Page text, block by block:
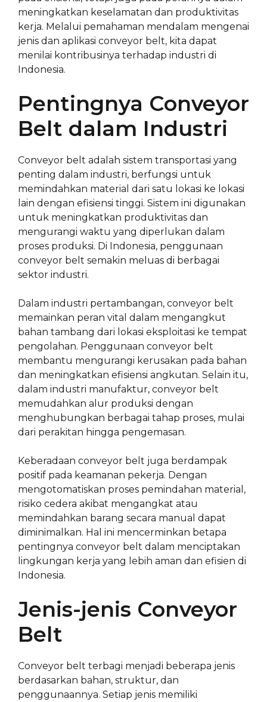
meningkatkan keselamatan dan produktivitas
kerja. Melalui pemahaman mendalam mengenai
jenis dan aplikasi conveyor belt, kita dapat
menilai kontribusinya terhadap industri di
Indonesia.
Pentingnya Conveyor
Belt dalam Industri
Conveyor belt adalah sistem transportasi yang
penting dalam industri, berfungsi untuk
memindahkan material dari satu lokasi ke lokasi
lain dengan efisiensi tinggi. Sistem ini digunakan
untuk meningkatkan produktivitas dan
mengurangi waktu yang diperlukan dalam
proses produksi. Di Indonesia, penggunaan
conveyor belt semakin meluas di berbagai
sektor industri.
Dalam industri pertambangan, conveyor belt
memainkan peran vital dalam mengangkut
bahan tambang dari lokasi eksploitasi ke tempat
pengolahan. Penggunaan conveyor belt
membantu mengurangi kerusakan pada bahan
dan meningkatkan efisiensi angkutan. Selain itu,
dalam industri manufaktur, conveyor belt
memudahkan alur produksi dengan
menghubungkan berbagai tahap proses, mulai
dari perakitan hingga pengemasan.
Keberadaan conveyor belt juga berdampak
positif pada keamanan pekerja. Dengan
mengotomatiskan proses pemindahan material,
risiko cedera akibat mengangkat atau
memindahkan barang secara manual dapat
diminimalkan. Hal ini mencerminkan betapa
pentingnya conveyor belt dalam menciptakan
lingkungan kerja yang lebih aman dan efisien di
Indonesia.
Jenis-jenis Conveyor
Belt
Conveyor belt terbagi menjadi beberapa jenis
berdasarkan bahan, struktur, dan
penggunaannya. Setiap jenis memiliki